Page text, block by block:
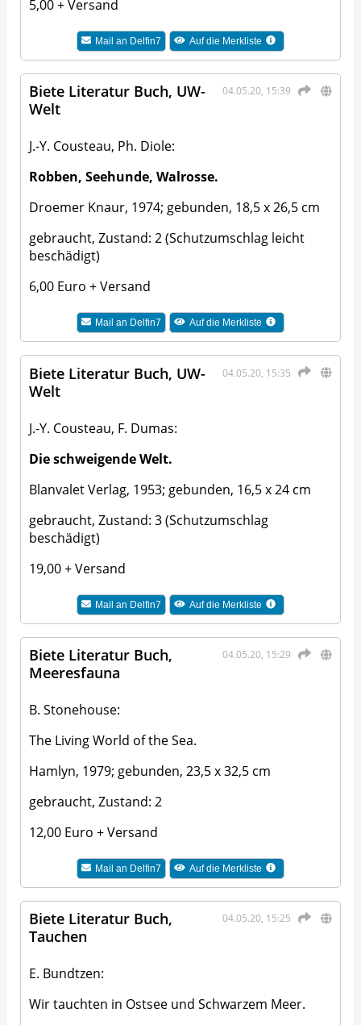
5,00 + Versand
Mail an Delfin7 Auf die Merkliste
04.05.20, 15:39
Biete Literatur Buch, UW-
Welt
J.-Y. Cousteau, Ph. Diole:
Robben, Seehunde, Walrosse.
Droemer Knaur, 1974; gebunden, 18,5 x 26,5 cm
gebraucht, Zustand: 2 (Schutzumschlag leicht
beschädigt)
6,00 Euro + Versand
Mail an Delfin7 Auf die Merkliste
04.05.20, 15:35
Biete Literatur Buch, UW-
Welt
J.-Y. Cousteau, F. Dumas:
Die schweigende Welt.
Blanvalet Verlag, 1953; gebunden, 16,5 x 24 cm
gebraucht, Zustand: 3 (Schutzumschlag
beschädigt)
19,00 + Versand
Mail an Delfin7 Auf die Merkliste
04.05.20, 15:29
Biete Literatur Buch,
Meeresfauna
B. Stonehouse:
The Living World of the Sea.
Hamlyn, 1979; gebunden, 23,5 x 32,5 cm
gebraucht, Zustand: 2
12,00 Euro + Versand
Mail an Delfin7 Auf die Merkliste
04.05.20, 15:25
Biete Literatur Buch,
Tauchen
E. Bundtzen:
Wir tauchten in Ostsee und Schwarzem Meer.